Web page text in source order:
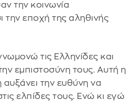
την κοινωνία
την εποχή της αληθινής
τις Ελληνίδες και
εμπιστοσύνη τους. Αυτή η
την ευθύνη να
ελπίδες τους. Ενώ κι εγώ